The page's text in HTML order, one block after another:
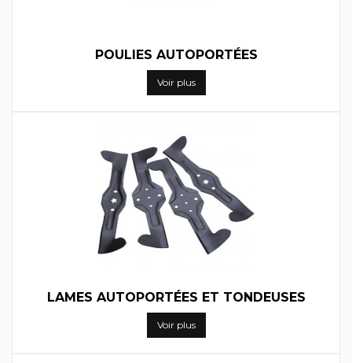
POULIES AUTOPORTÉES
Voir plus
LAMES AUTOPORTÉES ET TONDEUSES
Voir plus